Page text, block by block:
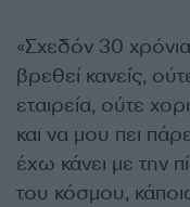
«Σχεδόν 30
βρεθεί κανείς,
εταιρεία, ούτε
και να μου πει
έχω κάνει με την
του κόσμου,